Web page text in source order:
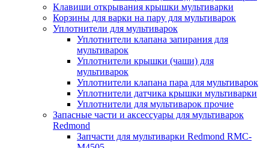
Клавиши открывания крышки мультиварки
Корзины для варки на пару для мультиварок
Уплотнители для мультиварок
Уплотнители клапана запирания для
мультиварок
Уплотнители крышки (чаши) для
мультиварок
Уплотнители клапана пара для мультиварок
Уплотнители датчика крышки мультиварки
Уплотнители для мультиварок прочие
Запасные части и аксессуары для мультиварок
Redmond
Запчасти для мультиварки Redmond RMC-